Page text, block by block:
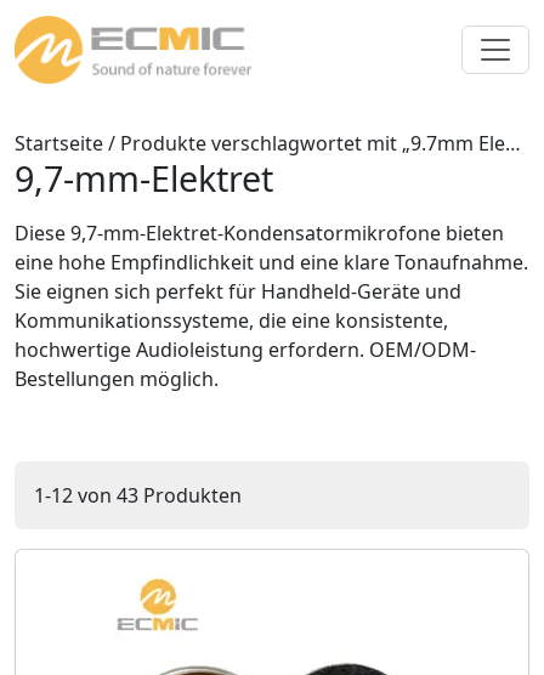
Startseite/ Produkte verschlagwortet mit „9.7mm Electret“
9,7-mm-Elektret
Diese 9,7-mm-Elektret-Kondensatormikrofone bieten
eine hohe Empfindlichkeit und eine klare Tonaufnahme.
Sie eignen sich perfekt für Handheld-Geräte und
Kommunikationssysteme, die eine konsistente,
hochwertige Audioleistung erfordern. OEM/ODM-
Bestellungen möglich.
1-12 von 43 Produkten